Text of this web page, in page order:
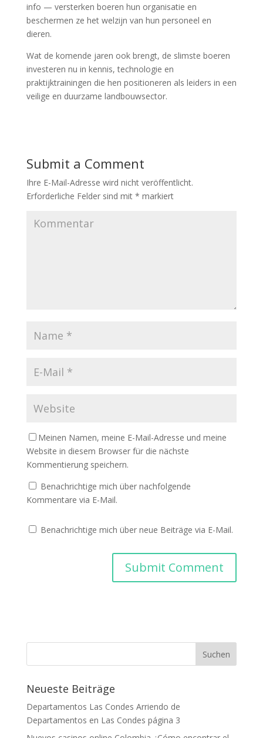
info — versterken boeren hun organisatie en
beschermen ze het welzijn van hun personeel en
dieren.
Wat de komende jaren ook brengt, de slimste boeren
investeren nu in kennis, technologie en
praktijktrainingen die hen positioneren als leiders in een
veilige en duurzame landbouwsector.
Submit a Comment
Ihre E-Mail-Adresse wird nicht veröffentlicht.
Erforderliche Felder sind mit * markiert
Meinen Namen, meine E-Mail-Adresse und meine
Website in diesem Browser für die nächste
Kommentierung speichern.
Benachrichtige mich über nachfolgende
Kommentare via E-Mail.
Benachrichtige mich über neue Beiträge via E-Mail.
Neueste Beiträge
Departamentos Las Condes Arriendo de
Departamentos en Las Condes página 3